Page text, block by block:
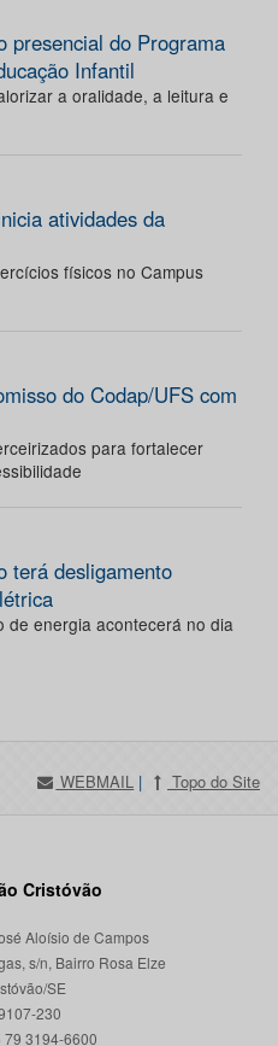
presencial do Programa
Infantil
a oralidade, a leitura e
atividades da
físicos no Campus
do Codap/UFS com
para fortalecer
terá desligamento
de energia acontecerá no dia
WEBMAIL | Topo do Site
Cristóvão
Aloísio de Campos
s/n, Bairro Rosa Elze
SE
230